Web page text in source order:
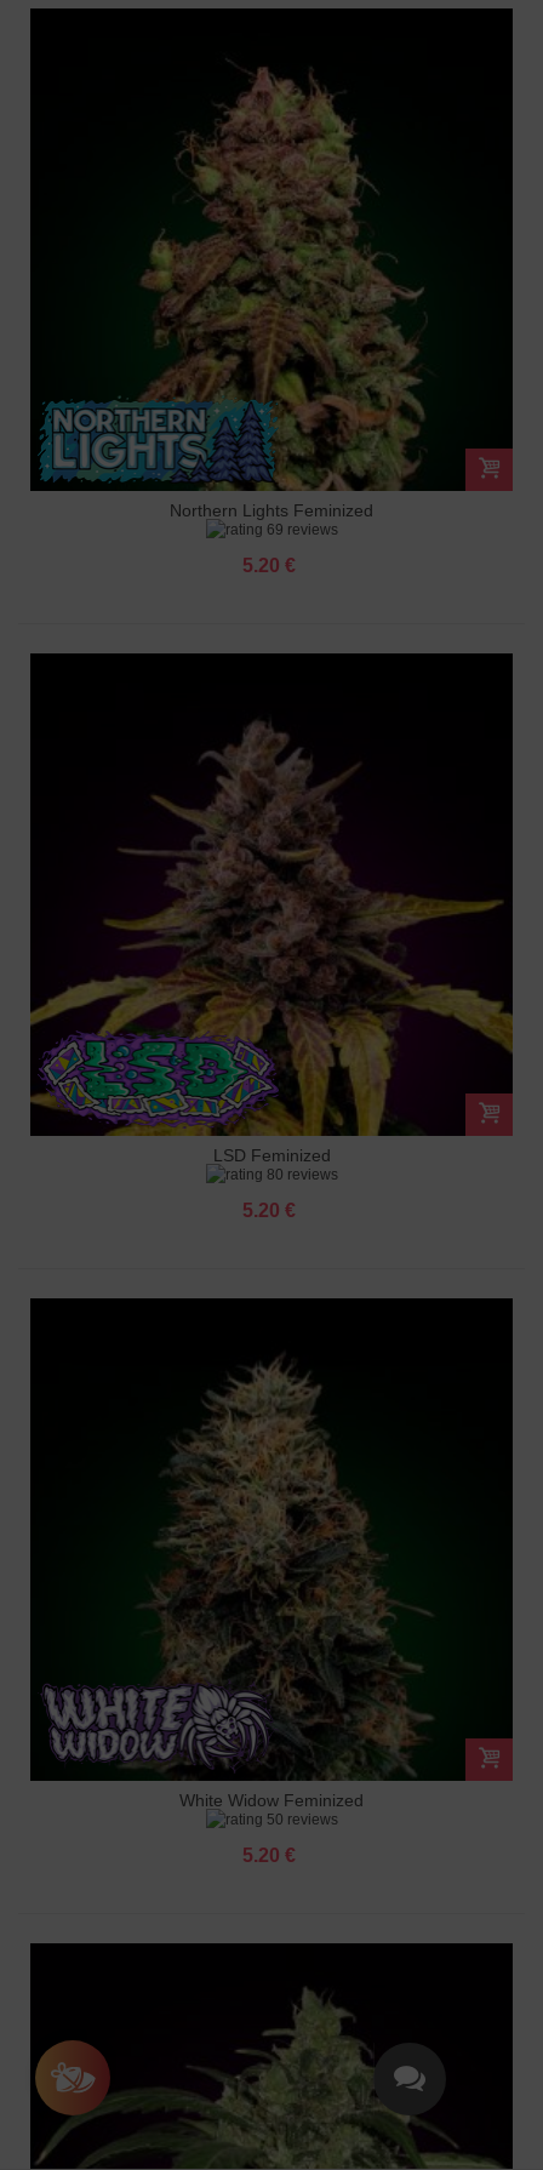
Northern Lights Feminized
69 reviews
5.20 €
LSD Feminized
80 reviews
5.20 €
White Widow Feminized
50 reviews
5.20 €